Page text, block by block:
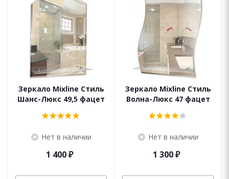
Зеркало Mixline Стиль
Шанс-Люкс 49,5 фацет
Нет в наличии
1 400₽
Зеркало Mixline Стиль
Волна-Люкс 47 фацет
Нет в наличии
1 300₽